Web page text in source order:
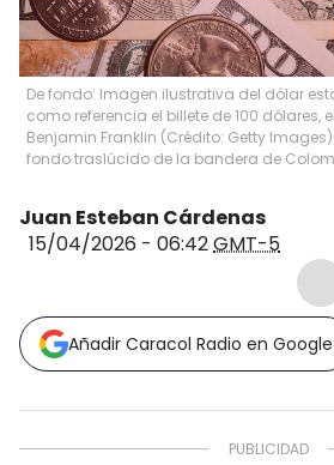
De fondo: Imagen ilustrativa del dólar
como referencia el billete de 100 dólares,
Benjamin Franklin (Crédito: Getty
fondo traslúcido de la bandera de
Juan Esteban Cárdenas
15/04/2026 - 06:42GMT-5
Añadir Caracol Radio en Google